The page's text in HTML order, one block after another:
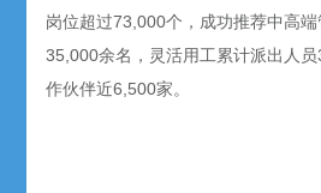
岗位超过73,000个，成功推荐中高
35,000余名，灵活用工累计派出人
作伙伴近6,500家。